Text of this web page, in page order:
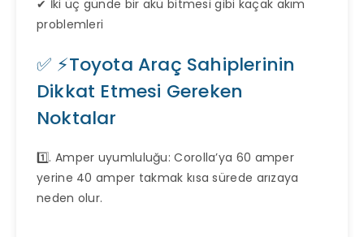
✔ İki üç günde bir akü bitmesi gibi kaçak akım
problemleri
✅ ⚡Toyota Araç Sahiplerinin
Dikkat Etmesi Gereken
Noktalar
1️⃣. Amper uyumluluğu: Corolla’ya 60 amper
yerine 40 amper takmak kısa sürede arızaya
neden olur.